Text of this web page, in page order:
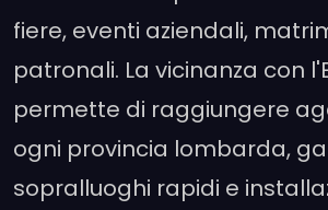
fiere, eventi aziendali,
patronali. La vicinanza con
permette di raggiungere
ogni provincia lombarda,
sopralluoghi rapidi e